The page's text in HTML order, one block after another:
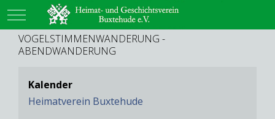
Mobile Menu Toggle
VOGELSTIMMENWANDERUNG -
ABENDWANDERUNG
Kalender
Heimatverein Buxtehude